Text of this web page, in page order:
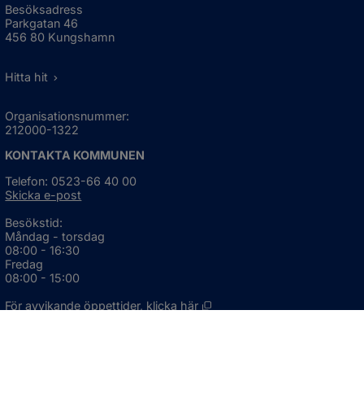
Besöksadress
Parkgatan 46
456 80 Kungshamn
Hitta hit
Organisationsnummer:
212000-1322
KONTAKTA KOMMUNEN
Telefon: 0523-66 40 00
Skicka e-post
Besökstid:
Måndag - torsdag
08:00 - 16:30
Fredag
08:00 - 15:00
För avvikande öppettider, klicka här
Öppnas i nytt fönster.